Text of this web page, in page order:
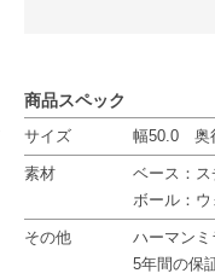
商品スペック
サイズ 幅50.0 奥
素材
ベース：ス
ボール：ウ
その他
ハーマンミ
5年間の保